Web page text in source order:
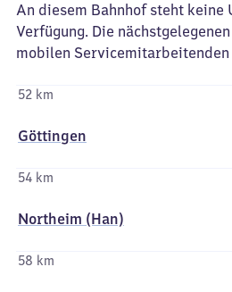
An diesem Bahnhof steht keine
Verfügung. Die
mobilen Servicemitarbeitenden
52 km
Göttingen
54 km
Northeim (Han)
58 km